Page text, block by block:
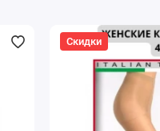
Скидки